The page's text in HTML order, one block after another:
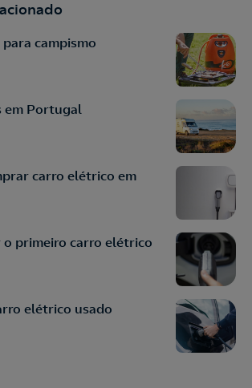
campismo
em Portugal
carro elétrico em
o primeiro carro elétrico
elétrico usado